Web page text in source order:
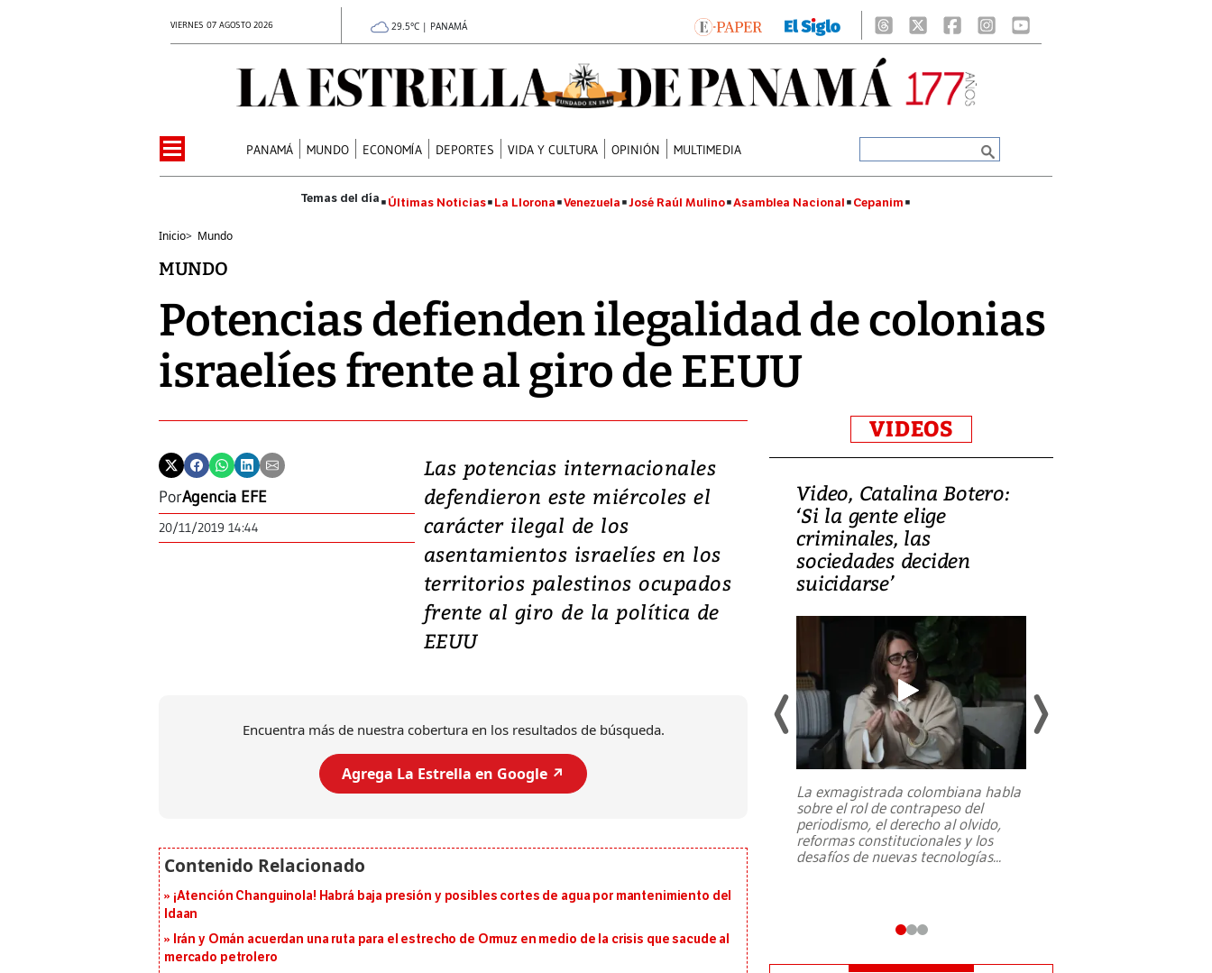
VIERNES 07 AGOSTO 2026 29.5°C | PANAMÁ
PANAMÁ MUNDO ECONOMÍA DEPORTES VIDA Y CULTURA OPINIÓN MULTIMEDIA
Últimas Noticias La Llorona Venezuela José Raúl Mulino Asamblea Nacional Cepanim
Inicio> Mundo
MUNDO
Potencias defienden ilegalidad de colonias
israelíes frente al giro de EEUU
PorAgencia EFE
20/11/2019 14:44
Las potencias internacionales
defendieron este miércoles el
carácter ilegal de los
asentamientos israelíes en los
territorios palestinos ocupados
frente al giro de la política de
EEUU
Encuentra más de nuestra cobertura en los resultados de búsqueda.
Agrega La Estrella en Google ↗️
¡Atención Changuinola! Habrá baja presión y posibles cortes de agua por mantenimiento del
Idaan
Irán y Omán acuerdan una ruta para el estrecho de Ormuz en medio de la crisis que sacude al
mercado petrolero
VIDEOS
Video, Japón: Terremoto
deja heridos y graves
daños en Kumamoto
7,1 se registró este martes 28 de
julio en la prefectura de Kumamoto,
al sur de Japón, provocando una
Video, Catalina Botero:
‘Si la gente elige
criminales, las
sociedades deciden
suicidarse’
La exmagistrada colombiana habla
sobre el rol de contrapeso del
periodismo, el derecho al olvido,
reformas constitucionales y los
desafíos de nuevas tecnologías...